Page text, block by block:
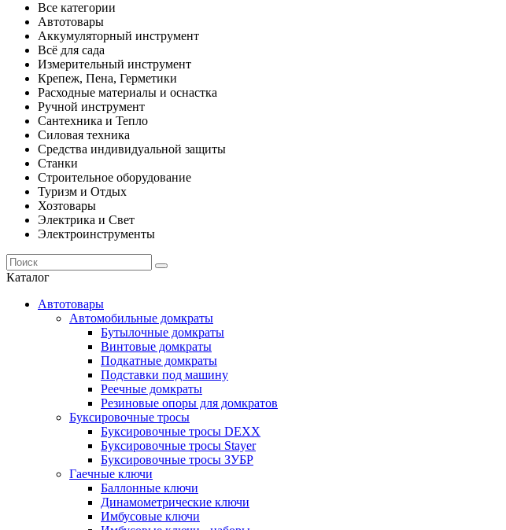
Все категории
Автотовары
Аккумуляторный инструмент
Всё для сада
Измерительный инструмент
Крепеж, Пена, Герметики
Расходные материалы и оснастка
Ручной инструмент
Сантехника и Тепло
Силовая техника
Средства индивидуальной защиты
Станки
Строительное оборудование
Туризм и Отдых
Хозтовары
Электрика и Свет
Электроинструменты
Каталог
Автотовары
Автомобильные домкраты
Бутылочные домкраты
Винтовые домкраты
Подкатные домкраты
Подставки под машину
Реечные домкраты
Резиновые опоры для домкратов
Буксировочные тросы
Буксировочные тросы DEXX
Буксировочные тросы Stayer
Буксировочные тросы ЗУБР
Гаечные ключи
Баллонные ключи
Динамометрические ключи
Имбусовые ключи